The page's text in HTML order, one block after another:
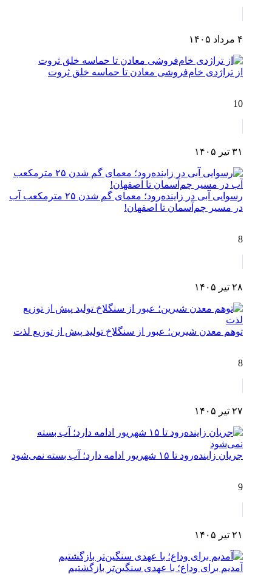
۴ مرداد ۱۴۰۵
از تراژدی خام‌فروشی معادن تا حماسه خلق ثروت
10
۳۱ تیر ۱۴۰۵
رسوایی آبی در زاینده‌رود؛ معمای گم شدن ۲۵ مترمکعب آب
در مسیر چم‌آسمان تا اصفهان!
8
۲۸ تیر ۱۴۰۵
توهم معدن شیرین؛ عبور از سنگلاخ تولید پیش از توزیع لذت
8
۲۷ تیر ۱۴۰۵
جریان زاینده‌رود تا ۱۵ شهریور ادامه دارد؛ آب بسته نمی‌شود
9
۲۱ تیر ۱۴۰۵
آمدیم برای وداع؛ با عهدی سنگین‌تر بازگشتیم